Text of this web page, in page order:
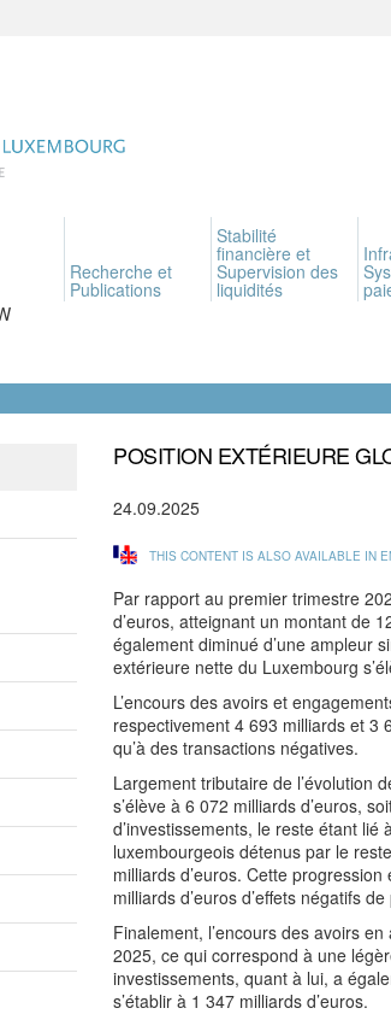
Recherche et
Publications
Stabilité
financière et
Supervision des
liquidités
POSITION EXTÉRIEURE
24.09.2025
THIS CONTENT IS ALSO AVAILABLE IN
Par rapport au premier trimestre
d’euros, atteignant un montant de
également diminué d’une ampleur
extérieure nette du Luxembourg
L’encours des avoirs et
respectivement 4 693 milliards et 3
qu’à des transactions négatives.
Largement tributaire de l’évolution
s’élève à 6 072 milliards d’euros,
d’investissements, le reste étant
luxembourgeois détenus par le
milliards d’euros. Cette
milliards d’euros d’effets négatifs
Finalement, l’encours des avoirs
2025, ce qui correspond à une
investissements, quant à lui, a
s’établir à 1 347 milliards d’euros.